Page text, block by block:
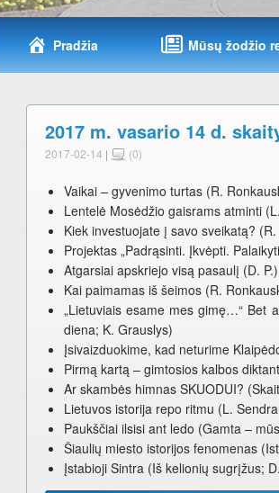
Pradžia Mūsų žodžio
2017 m. vasario 14 d.
2017-02-14 | (0)
Vaikai – gyvenimo turtas (R.
Lentelė Mosėdžio gaisrams atminti
Kiek investuojate į savo sveikatą?
Projektas „Padrąsinti. Įkvėpti.
Atgarsiai apskriejo visą pasaulį (D. P.)
Kai paimamas iš šeimos (R.
„Lietuviais esame mes gimę…“ Bet
diena; K. Grauslys)
Įsivaizduokime, kad neturime
Pirmą kartą – gimtosios kalbos
Ar skambės himnas SKUODUI?
Lietuvos istorija repo ritmu (L.
Paukščiai ilsisi ant ledo (Gamta –
Šiaulių miesto istorijos fenomenas
Įstabioji Sintra (Iš kelionių sugrįžus;